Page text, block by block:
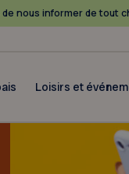
nous informer de tout
Loisirs et